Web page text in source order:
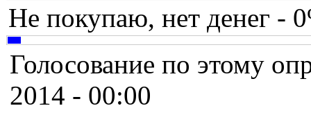
Chicony(1)
Codegen(2)
Cooler master(2)
Cube(7)
Не покупаю, нет денег -
Голосование по этому
2014 - 00:00